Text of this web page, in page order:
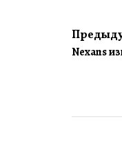
Nexans